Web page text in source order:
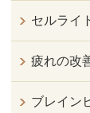
セルライ
疲れの改
ブレイン